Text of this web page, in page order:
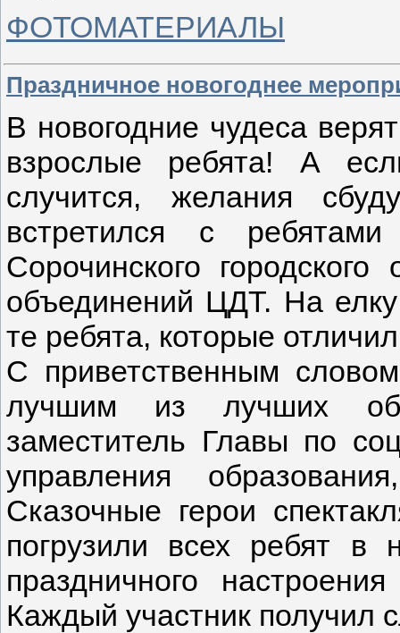
ФОТОМАТЕРИАЛЫ
Праздничное новогоднее
В новогодние чудеса
взрослые ребята! А
случится, желания
встретился с
Сорочинского
объединений ЦДТ. На
те ребята, которые
С приветственным
лучшим из лучших
заместитель Главы по
управления
Сказочные герои
погрузили всех ребят в
праздничного
Каждый участник получил